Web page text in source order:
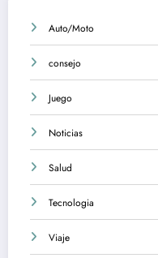
Auto/Moto
consejo
Juego
Noticias
Salud
Tecnologia
Viaje